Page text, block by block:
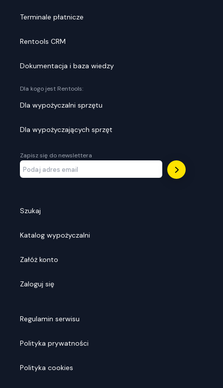
Terminale płatnicze
Rentools CRM
Dokumentacja i baza wiedzy
Dla kogo jest Rentools:
Dla wypożyczalni sprzętu
Dla wypożyczających sprzęt
Zapisz się do newslettera
Szukaj
Katalog wypożyczalni
Załóż konto
Zaloguj się
Regulamin serwisu
Polityka prywatności
Polityka cookies